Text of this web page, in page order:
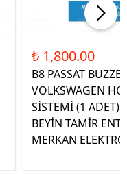
₺ 1,800.00
B8 PASSAT
VOLKSWAGEN
SİSTEMİ (1 ADET)
BEYİN TAMİR
MERKAN